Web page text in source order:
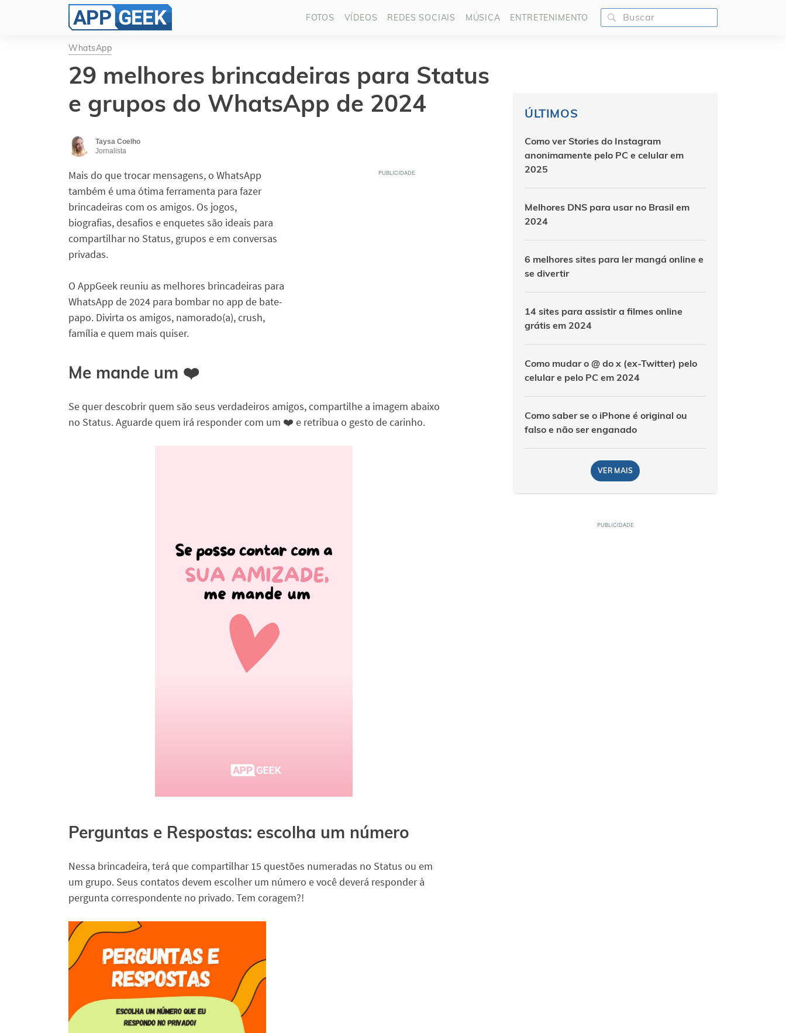
FOTOS VÍDEOS REDES SOCIAIS MÚSICA ENTRETENIMENTO
WhatsApp
29 melhores brincadeiras para Status
e grupos do WhatsApp de 2024
Taysa Coelho
Jornalista
Mais do que trocar mensagens, o WhatsApp
também é uma ótima ferramenta para fazer
brincadeiras com os amigos. Os jogos,
biografias, desafios e enquetes são ideais para
compartilhar no Status, grupos e em conversas
privadas.
O AppGeek reuniu as melhores brincadeiras para
WhatsApp de 2024 para bombar no app de bate-
papo. Divirta os amigos, namorado(a), crush,
família e quem mais quiser.
Me mande um ❤️
Se quer descobrir quem são seus verdadeiros amigos, compartilhe a imagem abaixo
no Status. Aguarde quem irá responder com um ❤️ e retribua o gesto de carinho.
Perguntas e Respostas: escolha um número
Nessa brincadeira, terá que compartilhar 15 questões numeradas no Status ou em
um grupo. Seus contatos devem escolher um número e você deverá responder à
pergunta correspondente no privado. Tem coragem?!
ÚLTIMOS
Como ver Stories do Instagram
anonimamente pelo PC e celular em
2025
Melhores DNS para usar no Brasil em
2024
6 melhores sites para ler mangá online e
se divertir
14 sites para assistir a filmes online
grátis em 2024
Como mudar o @ do x (ex-Twitter) pelo
celular e pelo PC em 2024
Como saber se o iPhone é original ou
falso e não ser enganado
VER MAIS